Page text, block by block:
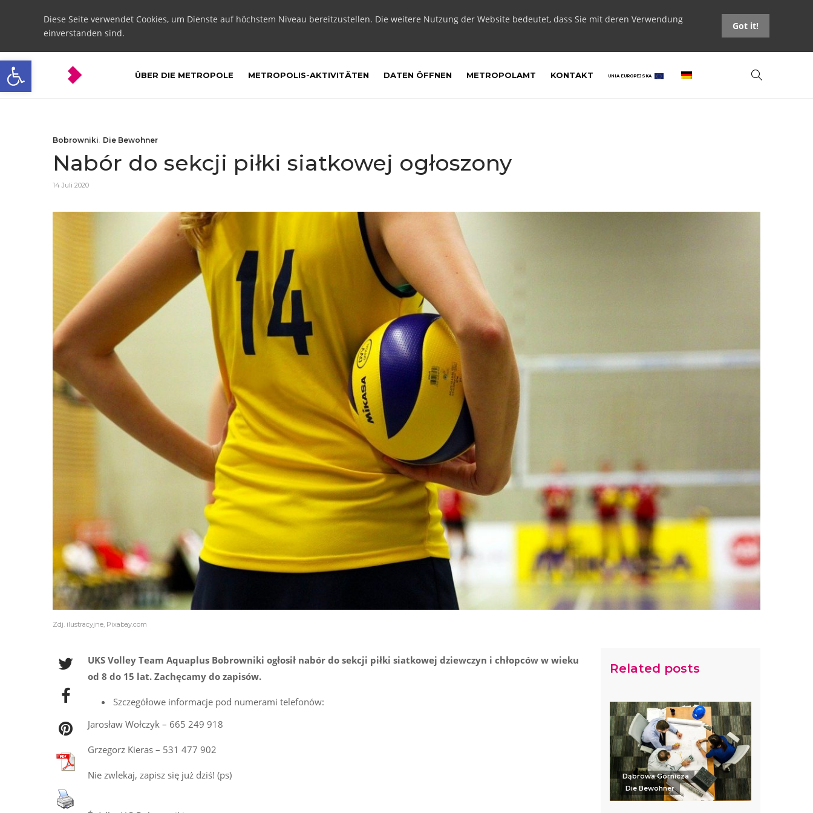
Open toolbar
Diese Seite verwendet Cookies, um Dienste auf höchstem Niveau bereitzustellen. Die weitere Nutzung der Website bedeutet, dass Sie mit deren Verwendung
einverstanden sind.
Got it!
ÜBER DIE METROPOLE METROPOLIS-AKTIVITÄTEN DATEN ÖFFNEN METROPOLAMT KONTAKT UNIA EUROPEJSKA
Bobrowniki, Die Bewohner
Nabór do sekcji piłki siatkowej ogłoszony
14 Juli 2020
Zdj. ilustracyjne, Pixabay.com
UKS Volley Team Aquaplus Bobrowniki ogłosił nabór do sekcji piłki siatkowej dziewczyn i chłopców w wieku
od 8 do 15 lat. Zachęcamy do zapisów.
Szczegółowe informacje pod numerami telefonów:
Jarosław Wołczyk – 665 249 918
Grzegorz Kieras – 531 477 902
Nie zwlekaj, zapisz się już dziś! (ps)
Related posts
Dąbrowa Górnicza
Die Bewohner